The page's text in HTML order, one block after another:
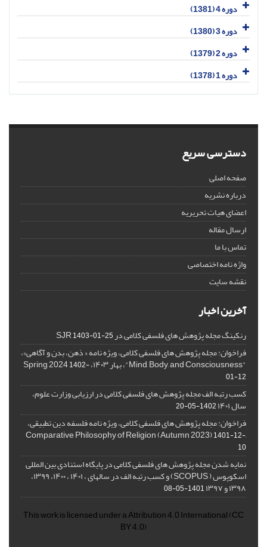
دوره 4 (1381)
دوره 3 (1380)
دوره 2 (1379)
دوره 1 (1378)
دسترسی سریع
صفحه اصلی
درباره نشریه
اعضای هیات تحریریه
ارسال مقاله
تماس با ما
واژه نامه اختصاصی
نقشه سایت
آخرین اخبار
رنکینگ مجله پژوهش های فلسفی کلامی در SJR1403-01-25
فراخوان: مجله پژوهش های فلسفی کلامی، ویژه نامه « ذهن، بدن و آگاهی»،
"Mind, Body, and Consciousness"، بهار ۱۴۰۳، Spring 2024
1402-
01-12
کسب رتبه الف مجله پژوهش های فلسفی کلامی در ارزیابی وزارت علوم،
سال ۱۴۰۱ 1402-05-20
فراخوان: مجله پژوهش های فلسفی کلامی، ویژه نامه فلسفه دین تطبیقی،
,Comparative Philosophy of Religion (Autumn 2023)
1401-12-
10
نمایه شدن مجله پژوهش های فلسفی کلامی در پایگاه استنادی بین المللی
اسکوپوس ( SCOPUS) و کسب رتبه الف در سالهای ، ۱۴۰۱ ، ۱۴۰۰، ۱۳۹۹،
۱۳۹۸ و ۱۳۹۷ 1401-05-08
This work is licensed under aAttribution 4.0 International(CC
BY 4.0)